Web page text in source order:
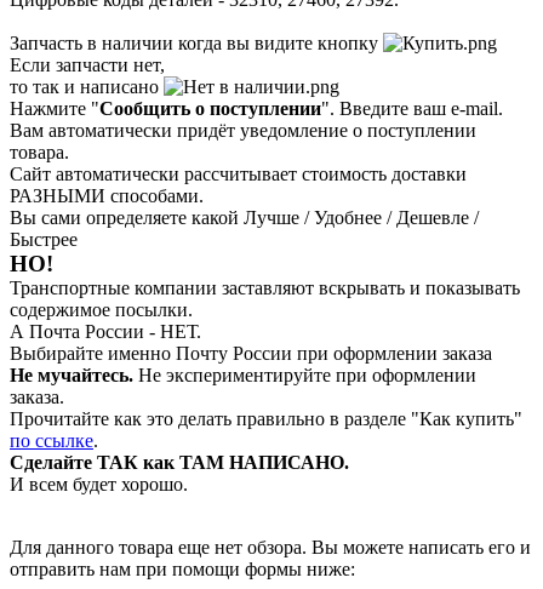
Запчасть в наличии когда вы видите кнопку
Если запчасти нет,
то так и написано
Нажмите "Сообщить о поступлении". Введите ваш e-mail.
Вам автоматически придёт уведомление о поступлении
товара.
Сайт автоматически рассчитывает стоимость доставки
РАЗНЫМИ способами.
Вы сами определяете какой Лучше / Удобнее / Дешевле /
Быстрее
НО!
Транспортные компании заставляют вскрывать и показывать
содержимое посылки.
А Почта России - НЕТ.
Выбирайте именно Почту России при оформлении заказа
Не мучайтесь. Не экспериментируйте при оформлении
заказа.
Прочитайте как это делать правильно в разделе "Как купить"
по ссылке.
Сделайте ТАК как ТАМ НАПИСАНО.
И всем будет хорошо.
Для данного товара еще нет обзора. Вы можете написать его и
отправить нам при помощи формы ниже: